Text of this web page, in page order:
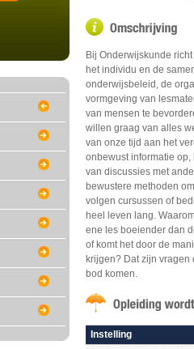
Bij Onderwijskunde
het individu en de
onderwijsbeleid, de
vormgeving van
van mensen te
willen graag van alles
van onze tijd aan het
onbewust informatie
van discussies met
bewustere methoden
volgen cursussen of
heel leven lang.
ene les boeiender dan
of komt het door de
krijgen? Dat zijn
bod komen.
Instelling